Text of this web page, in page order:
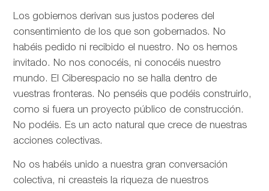
Los gobiernos derivan sus justos poderes del
consentimiento de los que son gobernados. No
habéis pedido ni recibido el nuestro. No os hemos
invitado. No nos conocéis, ni conocéis nuestro
mundo. El Ciberespacio no se halla dentro de
vuestras fronteras. No penséis que podéis construirlo,
como si fuera un proyecto público de construcción.
No podéis. Es un acto natural que crece de nuestras
acciones colectivas.
No os habéis unido a nuestra gran conversación
colectiva, ni creasteis la riqueza de nuestros